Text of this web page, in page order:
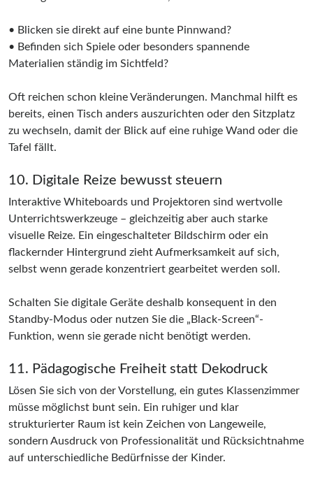
• Blicken sie direkt auf eine bunte Pinnwand?
• Befinden sich Spiele oder besonders spannende
Materialien ständig im Sichtfeld?
Oft reichen schon kleine Veränderungen. Manchmal hilft es
bereits, einen Tisch anders auszurichten oder den Sitzplatz
zu wechseln, damit der Blick auf eine ruhige Wand oder die
Tafel fällt.
10. Digitale Reize bewusst steuern
Interaktive Whiteboards und Projektoren sind wertvolle
Unterrichtswerkzeuge – gleichzeitig aber auch starke
visuelle Reize. Ein eingeschalteter Bildschirm oder ein
flackernder Hintergrund zieht Aufmerksamkeit auf sich,
selbst wenn gerade konzentriert gearbeitet werden soll.
Schalten Sie digitale Geräte deshalb konsequent in den
Standby-Modus oder nutzen Sie die „Black-Screen“-
Funktion, wenn sie gerade nicht benötigt werden.
11. Pädagogische Freiheit statt Dekodruck
Lösen Sie sich von der Vorstellung, ein gutes Klassenzimmer
müsse möglichst bunt sein. Ein ruhiger und klar
strukturierter Raum ist kein Zeichen von Langeweile,
sondern Ausdruck von Professionalität und Rücksichtnahme
auf unterschiedliche Bedürfnisse der Kinder.